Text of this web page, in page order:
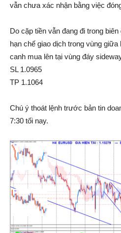
vẫn chưa xác nhận bằng việc
Do cặp tiền vẫn đang đi trong
hạn chế giao dịch trong vùng
canh mua lên tại vùng đáy
SL 1.0965
TP 1.1064
Chú ý thoát lệnh trước bản tin
7:30 tối nay.